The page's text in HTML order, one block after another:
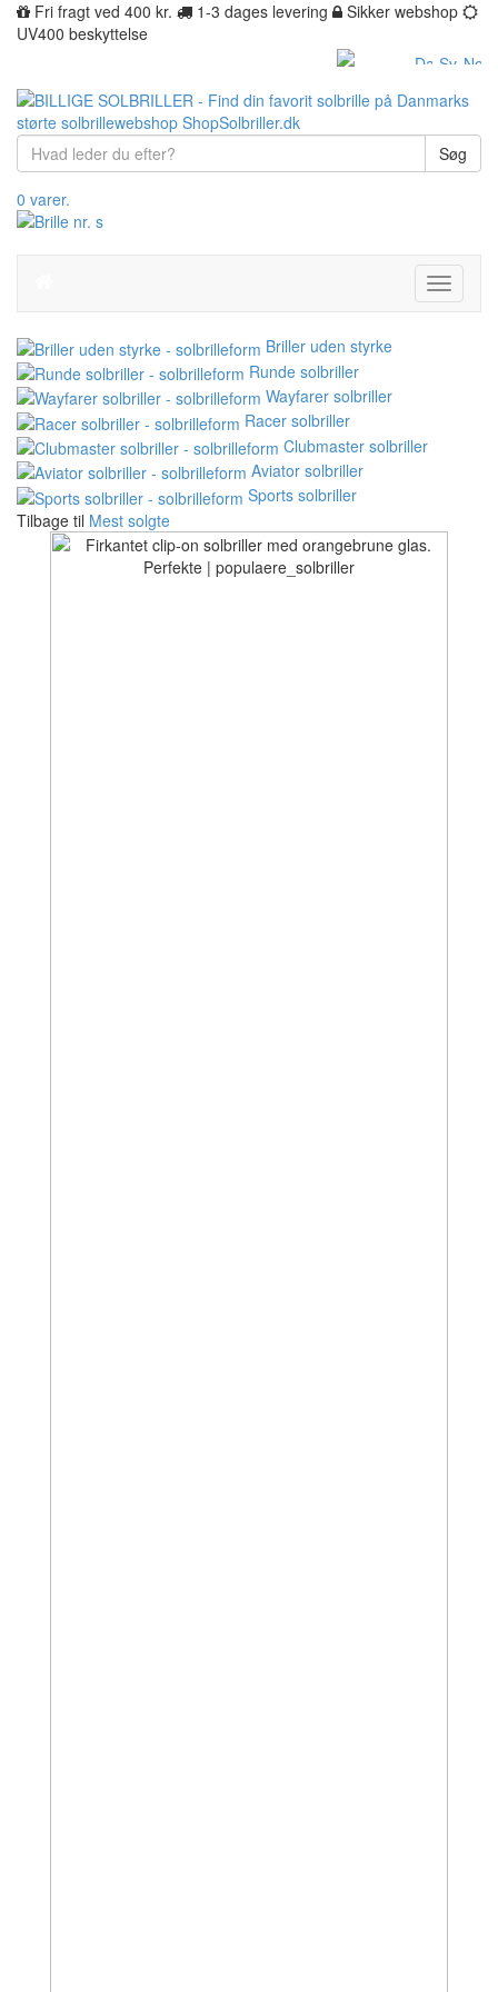
Fri fragt ved 400 kr. 1-3 dages levering
Sikker webshop
UV400 beskyttelse
Søg
0 varer.
Toggle
Briller uden styrke
Runde solbriller
Wayfarer solbriller
Racer solbriller
Clubmaster solbriller
Aviator solbriller
Sports solbriller
Tilbage til Mest solgte